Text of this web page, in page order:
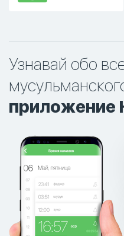
Узнавай обо
приложение